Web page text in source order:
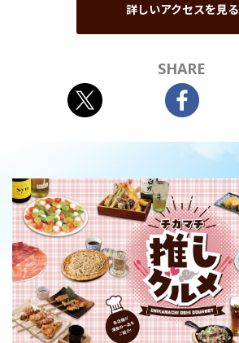
詳しいアクセスを見る
SHARE